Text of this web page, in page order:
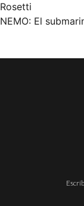
Navegación
de
Rosetti
NEMO: El